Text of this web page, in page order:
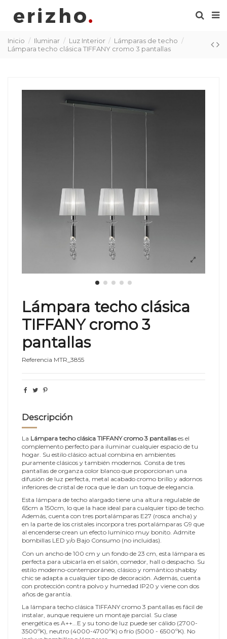
Inicio Iluminar Luz Interior
Lámparas de techo
Lámpara techo clásica TIFFANY cromo 3 pantallas
Lámpara techo clásica
TIFFANY cromo 3
pantallas
Referencia MTR_3855
Descripción
La Lámpara techo clásica TIFFANY cromo 3 pantallases el
complemento perfecto para iluminar cualquier espacio de tu
hogar. Su estilo clásico actual combina en ambientes
puramente clásicos y también modernos. Consta de tres
pantallas de organza color blanco que proporcionan una
difusión de luz perfecta, metal acabado cromo brillo y adornos
inferiores de cristal de roca que le dan un toque de elegancia.
Esta lámpara de techo alargado tiene una altura regulable de
65cm a 150cm, lo que la hace ideal para cualquier tipo de techo.
Además, cuenta con tres portalámparas E27 (rosca ancha) y
en la parte de los cristales incorpora tres portalámparas G9 que
al encenderse crean un efecto lumínico muy bonito. Admite
bombillas LED y/o Bajo Consumo (no incluidas).
Con un ancho de 100 cm y un fondo de 23 cm, esta lámpara es
perfecta para ubicarla en el salón, comedor, hall o despacho. Su
estilo moderno-contemporáneo, clásico y romántico shabby
chic se adapta a cualquier tipo de decoración. Además, cuenta
con protección contra polvo y humedad IP20 y viene con dos
años de garantía.
La lámpara techo clásica TIFFANY cromo 3 pantallas es fácil de
instalar, aunque requiere un montaje parcial. Su clase
energética es A++...E y su tono de luz puede ser cálido (2700-
3500ºK), neutro (4000-4700ºK) o frío (5000 - 6500ºK). No